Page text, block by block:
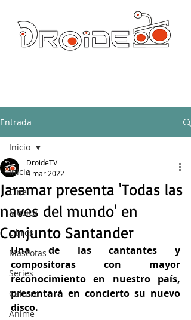
Entrada
Inicio
Cine
Música
Libros
Mascotas
Series
Cultura
Anime
Inicio
Jaramar presenta 'Todas las
naves del mundo' en
Conjunto Santander
DroideTV
4 mar 2022
Una de las cantantes y
compositoras con mayor
reconocimiento en nuestro país,
presentará en concierto su nuevo
disco.